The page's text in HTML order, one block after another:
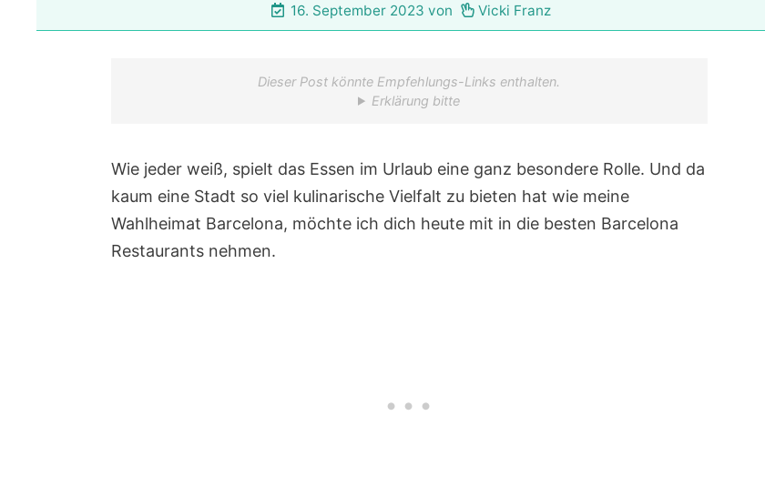
16. September 2023 von Vicki Franz
Dieser Post könnte Empfehlungs-Links enthalten.
Erklärung bitte
Wie jeder weiß, spielt das Essen im Urlaub eine ganz besondere Rolle. Und da
kaum eine Stadt so viel kulinarische Vielfalt zu bieten hat wie meine
Wahlheimat Barcelona, möchte ich dich heute mit in die besten Barcelona
Restaurants nehmen.